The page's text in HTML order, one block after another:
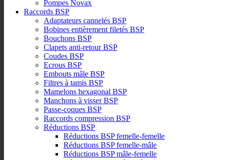
Pompes Novax
Raccords BSP
Adaptateurs cannelés BSP
Bobines entièrement filetés BSP
Bouchons BSP
Clapets anti-retour BSP
Coudes BSP
Ecrous BSP
Embouts mâle BSP
Filtres à tamis BSP
Mamelons hexagonal BSP
Manchons à visser BSP
Passe-coques BSP
Raccords compression BSP
Réductions BSP
Réductions BSP femelle-femelle
Réductions BSP femelle-mâle
Réductions BSP mâle-femelle